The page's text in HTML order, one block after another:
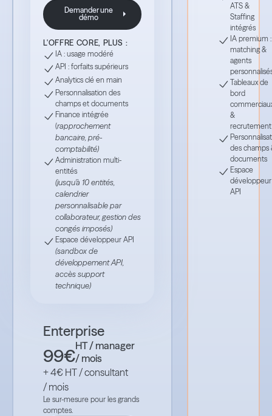
Demander une démo
Demander une
démo
L'OFFRE CORE, PLUS :
IA : usage modéré
API : forfaits supérieurs
Analytics clé en main
Personnalisation des
champs et documents
Finance intégrée
(rapprochement
bancaire, pré-
comptabilité)
Administration multi-
entités
(jusqu'à 10 entités,
calendrier
personnalisable par
collaborateur, gestion des
congés imposés)
Espace développeur API
(sandbox de
développement API,
accès support
technique)
Enterprise
99€HT / manager
/ mois
+ 4€ HT / consultant
/ mois
Le sur-mesure pour les grands
comptes.
ATS &
Staffing
intégrés
IA premium :
matching &
agents
Tableaux de
bord
&
recrutement
des champs
documents
Espace
développeur
API